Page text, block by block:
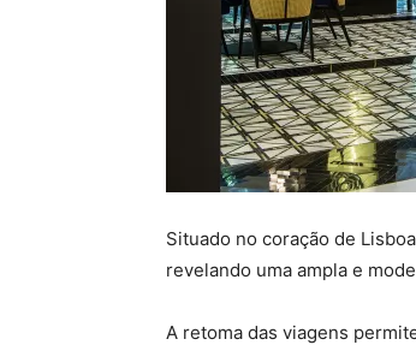
Situado no coração de
revelando uma ampla e
A retoma das viagens